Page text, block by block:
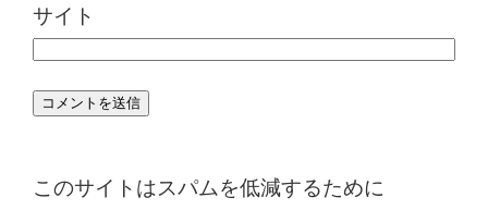
サイト
このサイトはスパムを低減するために